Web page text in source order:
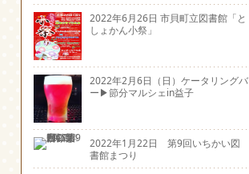
2022年6月26日 市貝町立図書館「と
しょかん小祭」
2022年2月6日（日）ケータリングバ
ー▶節分マルシェin益子
2022年1月22日 第9回いちかい図
書館まつり